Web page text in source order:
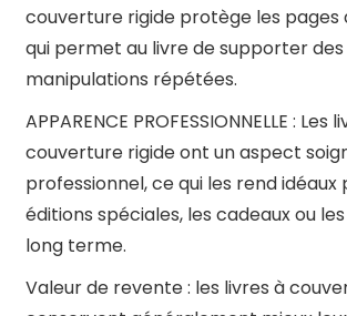
couverture rigide protège les pages
qui permet au livre de supporter
manipulations répétées.
APPARENCE PROFESSIONNELLE : Les
couverture rigide ont un aspect
professionnel, ce qui les rend idéaux
éditions spéciales, les cadeaux ou
long terme.
Valeur de revente : les livres à